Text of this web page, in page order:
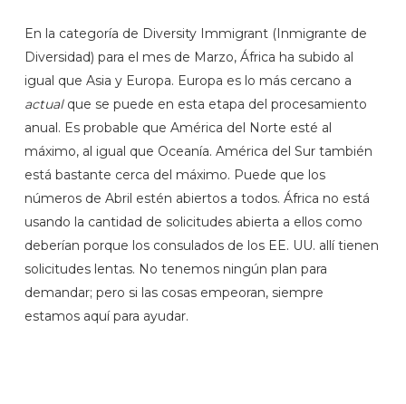
En la categoría de Diversity Immigrant (Inmigrante de
Diversidad) para el mes de Marzo, África ha subido al
igual que Asia y Europa. Europa es lo más cercano a
actual que se puede en esta etapa del procesamiento
anual. Es probable que América del Norte esté al
máximo, al igual que Oceanía. América del Sur también
está bastante cerca del máximo. Puede que los
números de Abril estén abiertos a todos. África no está
usando la cantidad de solicitudes abierta a ellos como
deberían porque los consulados de los EE. UU. allí tienen
solicitudes lentas. No tenemos ningún plan para
demandar; pero si las cosas empeoran, siempre
estamos aquí para ayudar.